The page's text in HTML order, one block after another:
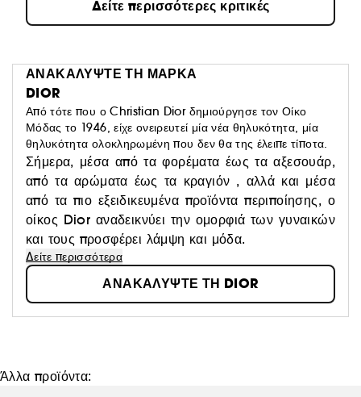
Δείτε περισσότερες κριτικές
ΑΝΑΚΑΛΥΨΤΕ ΤΗ ΜΑΡΚΑ
DIOR
Από τότε που ο Christian Dior δημιούργησε τον Οίκο
Μόδας το 1946, είχε ονειρευτεί μία νέα θηλυκότητα, μία
θηλυκότητα ολοκληρωμένη που δεν θα της έλειπε τίποτα.
Σήμερα, μέσα από τα φορέματα έως τα αξεσουάρ,
από τα αρώματα έως τα κραγιόν , αλλά και μέσα
από τα πιο εξειδικευμένα προϊόντα περιποίησης, ο
οίκος Dior αναδεικνύει την ομορφιά των γυναικών
και τους προσφέρει λάμψη και μόδα.
Δείτε περισσότερα
ΑΝΑΚΑΛΥΨΤΕ ΤΗ DIOR
Άλλα προϊόντα: